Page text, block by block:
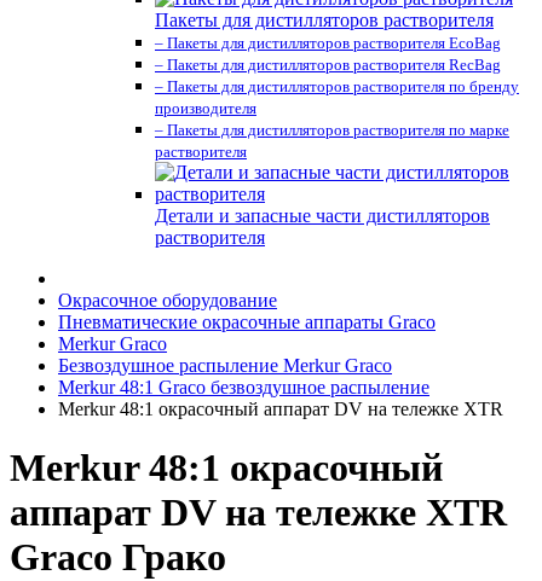
Пакеты для дистилляторов растворителя
– Пакеты для дистилляторов растворителя EcoBag
– Пакеты для дистилляторов растворителя RecBag
– Пакеты для дистилляторов растворителя по бренду
производителя
– Пакеты для дистилляторов растворителя по марке
растворителя
Детали и запасные части дистилляторов
растворителя
Окрасочное оборудование
Пневматические окрасочные аппараты Graco
Merkur Graco
Безвоздушное распыление Merkur Graco
Merkur 48:1 Graco безвоздушное распыление
Merkur 48:1 окрасочный аппарат DV на тележке XTR
Merkur 48:1 окрасочный
аппарат DV на тележке XTR
Graco Грако